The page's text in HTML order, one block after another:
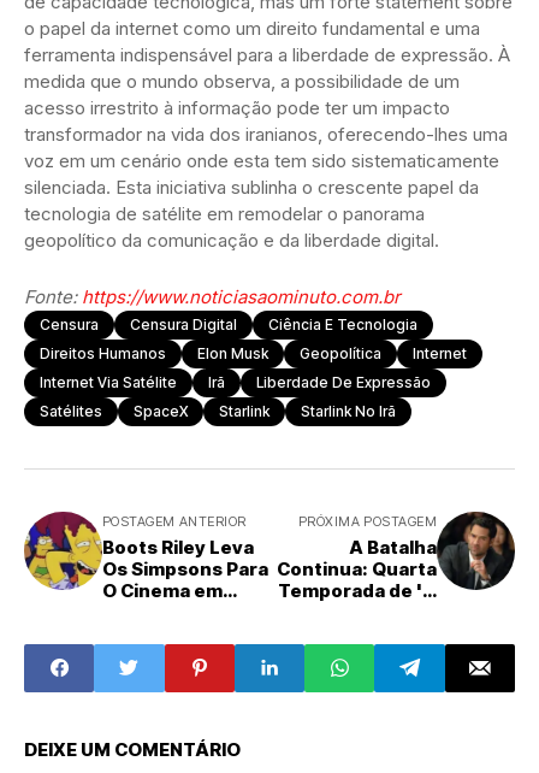
o papel da internet como um direito fundamental e uma
ferramenta indispensável para a liberdade de expressão. À
medida que o mundo observa, a possibilidade de um
acesso irrestrito à informação pode ter um impacto
transformador na vida dos iranianos, oferecendo-lhes uma
voz em um cenário onde esta tem sido sistematicamente
silenciada. Esta iniciativa sublinha o crescente papel da
tecnologia de satélite em remodelar o panorama
geopolítico da comunicação e da liberdade digital.
Fonte: https://www.noticiasaominuto.com.br
Censura Censura Digital
Ciência E Tecnologia
Direitos Humanos
Elon Musk Geopolítica
Internet
Internet Via Satélite
Irã
Liberdade De Expressão
Satélites
SpaceX Starlink Starlink No Irã
POSTAGEM ANTERIOR
Boots Riley Leva
Os Simpsons Para
O Cinema em
Sombria
PRÓXIMA POSTAGEM
A Batalha
Continua: Quarta
Temporada de 'O
com Mickey
Haller Lutando
pela Própria
DEIXE UM COMENTÁRIO